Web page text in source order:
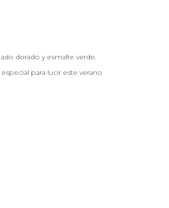
dorado y esmalte verde.
para lucir este verano